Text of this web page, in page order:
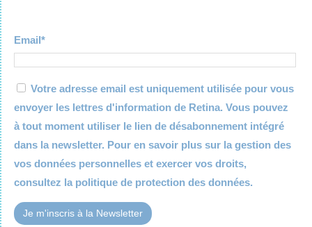
Email*
Votre adresse email est uniquement utilisée pour vous
envoyer les lettres d'information de Retina. Vous pouvez
à tout moment utiliser le lien de désabonnement intégré
dans la newsletter. Pour en savoir plus sur la gestion des
vos données personnelles et exercer vos droits,
consultez la politique de protection des données.